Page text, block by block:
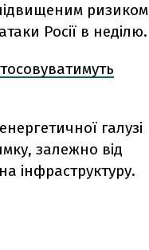
ризиком
Росії в неділю.
галузі
залежно від
інфраструктуру.